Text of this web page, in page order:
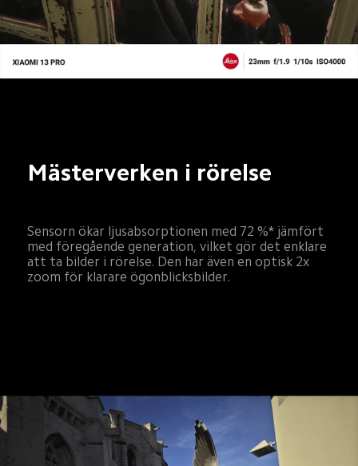
Mästerverken i rörelse
Sensorn ökar ljusabsorptionen med 72 %* jämfört
med föregående generation, vilket gör det enklare
att ta bilder i rörelse. Den har även en optisk 2x
zoom för klarare ögonblicksbilder.